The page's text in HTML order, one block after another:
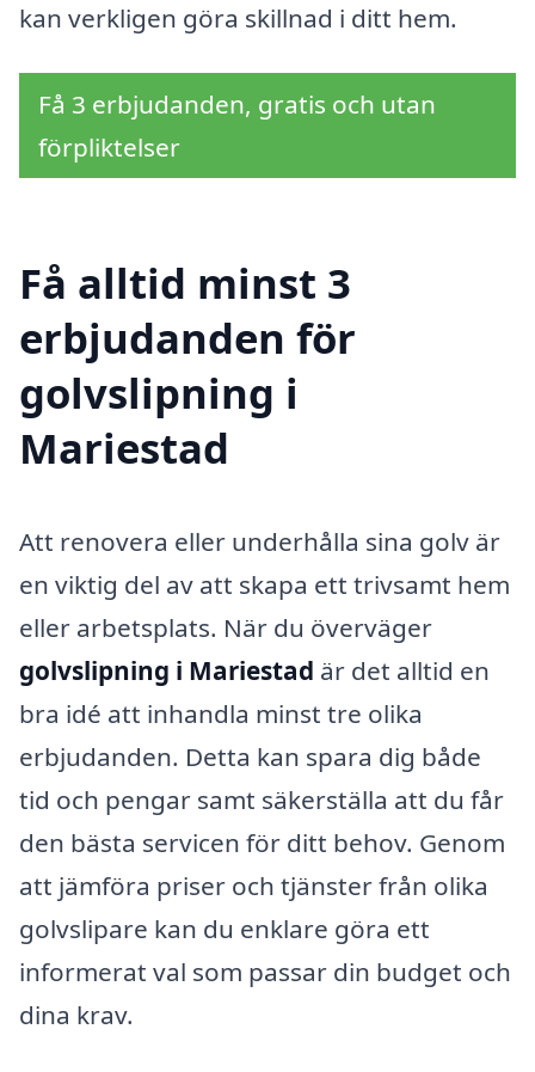
kan verkligen göra skillnad i ditt hem.
Få 3 erbjudanden, gratis och utan
förpliktelser
Få alltid minst 3
erbjudanden för
golvslipning i
Mariestad
Att renovera eller underhålla sina golv är
en viktig del av att skapa ett trivsamt hem
eller arbetsplats. När du överväger
golvslipning i Mariestad är det alltid en
bra idé att inhandla minst tre olika
erbjudanden. Detta kan spara dig både
tid och pengar samt säkerställa att du får
den bästa servicen för ditt behov. Genom
att jämföra priser och tjänster från olika
golvslipare kan du enklare göra ett
informerat val som passar din budget och
dina krav.